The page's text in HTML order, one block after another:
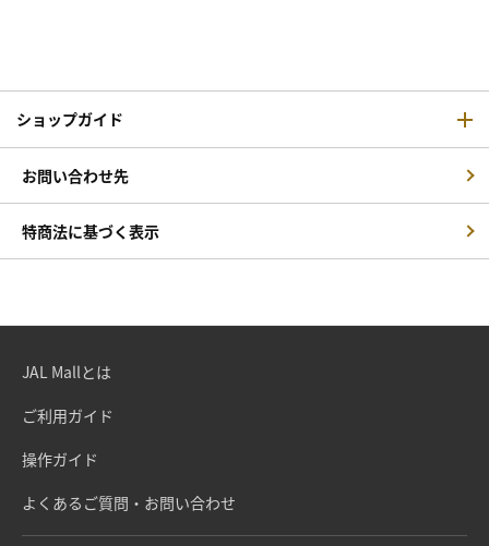
ショップガイド
お問い合わせ先
特商法に基づく表示
JAL Mallとは
ご利用ガイド
操作ガイド
よくあるご質問・お問い合わせ